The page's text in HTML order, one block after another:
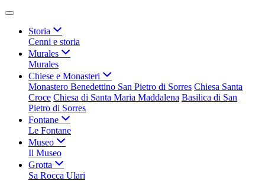
Storia
Cenni e storia
Murales
Murales
Chiese e Monasteri
Monastero Benedettino San Pietro di Sorres Chiesa Santa
Croce Chiesa di Santa Maria Maddalena Basilica di San
Pietro di Sorres
Fontane
Le Fontane
Museo
Il Museo
Grotta
Sa Rocca Ulari